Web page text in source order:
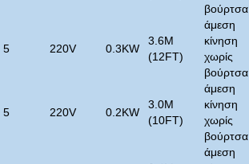
βούρτσα
5 220V 0.3KW
3.6M
(12FT)
άμεση
κίνηση
χωρίς
βούρτσα
5 220V 0.2KW
3.0M
(10FT)
άμεση
κίνηση
χωρίς
βούρτσα
άμεση